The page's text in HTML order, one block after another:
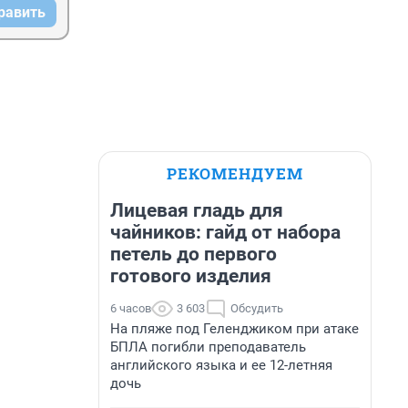
РЕКОМЕНДУЕМ
Лицевая гладь для
чайников: гайд от набора
петель до первого
готового изделия
6 часов 3 603 Обсудить
На пляже под Геленджиком при атаке
БПЛА погибли преподаватель
английского языка и ее 12-летняя
дочь